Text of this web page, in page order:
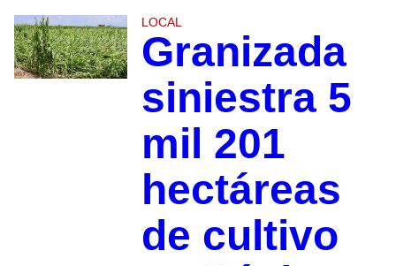
LOCAL
Granizada
siniestra 5
mil 201
hectáreas
de cultivo